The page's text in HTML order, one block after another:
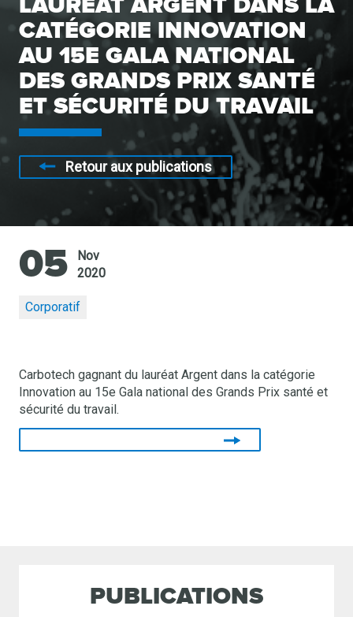
LAURÉAT ARGENT DANS LA
CATÉGORIE INNOVATION
AU 15E GALA NATIONAL
DES GRANDS PRIX SANTÉ
ET SÉCURITÉ DU TRAVAIL
Retour aux publications
05
Nov
2020
Corporatif
Carbotech gagnant du lauréat Argent dans la catégorie
Innovation au 15e Gala national des Grands Prix santé et
sécurité du travail.
PUBLICATIONS